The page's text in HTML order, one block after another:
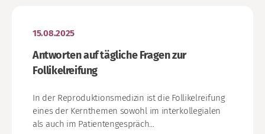
15.08.2025
Antworten auf tägliche Fragen zur
Follikelreifung
In der Reproduktionsmedizin ist die Follikelreifung
eines der Kernthemen sowohl im interkollegialen
als auch im Patientengespräch...